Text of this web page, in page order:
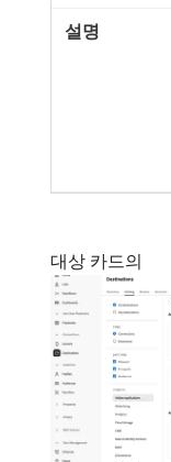
대상 카드의